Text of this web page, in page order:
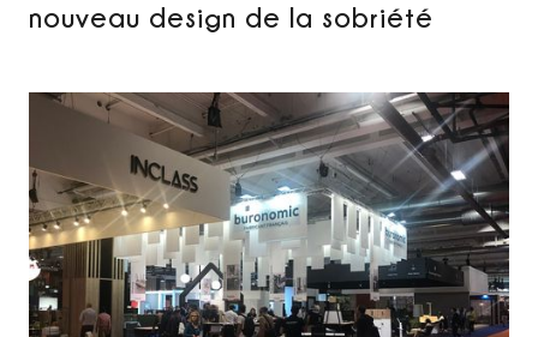
nouveau design de la sobriété